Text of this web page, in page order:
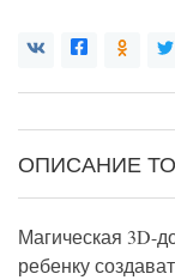
ОПИСАНИЕ
Магическая 3D-
ребенку